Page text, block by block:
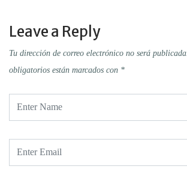
Leave a Reply
Tu dirección de correo electrónico no será publicada.
obligatorios están marcados con *